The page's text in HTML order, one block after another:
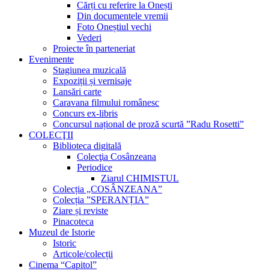
Cărți cu referire la Onești
Din documentele vremii
Foto Oneștiul vechi
Vederi
Proiecte în parteneriat
Evenimente
Stagiunea muzicală
Expoziții și vernisaje
Lansări carte
Caravana filmului românesc
Concurs ex-libris
Concursul național de proză scurtă ”Radu Rosetti”
COLECŢII
Biblioteca digitală
Colecţia Cosânzeana
Periodice
Ziarul CHIMISTUL
Colecția „COSÂNZEANA”
Colecția ”SPERANȚIA”
Ziare și reviste
Pinacoteca
Muzeul de Istorie
Istoric
Articole/colecții
Cinema “Capitol”